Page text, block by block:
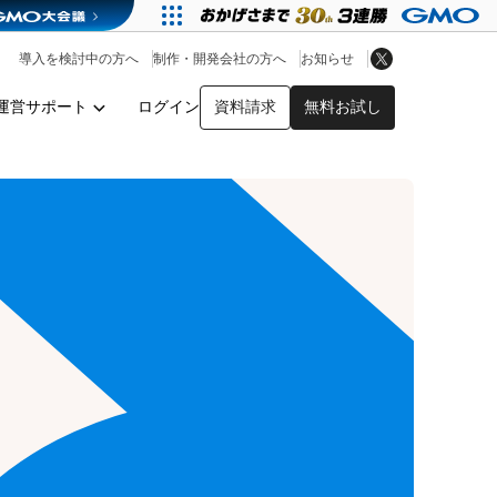
営サポート ログイン 資料請求 無料お試し
導入を検討中の方へ 制作・開発会社の方へ お知らせ
アプリストア